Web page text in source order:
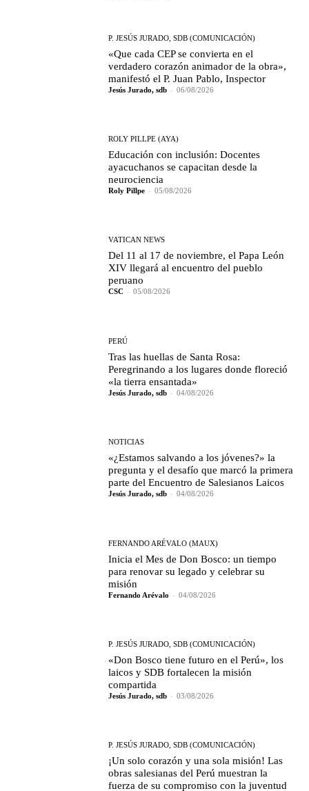
P. JESÚS JURADO, SDB (COMUNICACIÓN)
«Que cada CEP se convierta en el
verdadero corazón animador de la obra»,
manifestó el P. Juan Pablo, Inspector
Jesús Jurado, sdb - 06/08/2026
ROLY PILLPE (AYA)
Educación con inclusión: Docentes
ayacuchanos se capacitan desde la
neurociencia
Roly Pillpe - 05/08/2026
VATICAN NEWS
Del 11 al 17 de noviembre, el Papa León
XIV llegará al encuentro del pueblo
peruano
CSC - 05/08/2026
PERÚ
Tras las huellas de Santa Rosa:
Peregrinando a los lugares donde floreció
«la tierra ensantada»
Jesús Jurado, sdb - 04/08/2026
NOTICIAS
«¿Estamos salvando a los jóvenes?» la
pregunta y el desafío que marcó la primera
parte del Encuentro de Salesianos Laicos
Jesús Jurado, sdb - 04/08/2026
FERNANDO ARÉVALO (MAUX)
Inicia el Mes de Don Bosco: un tiempo
para renovar su legado y celebrar su
misión
Fernando Arévalo - 04/08/2026
P. JESÚS JURADO, SDB (COMUNICACIÓN)
«Don Bosco tiene futuro en el Perú», los
laicos y SDB fortalecen la misión
compartida
Jesús Jurado, sdb - 03/08/2026
P. JESÚS JURADO, SDB (COMUNICACIÓN)
¡Un solo corazón y una sola misión! Las
obras salesianas del Perú muestran la
fuerza de su compromiso con la juventud